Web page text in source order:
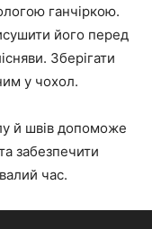
ганчіркою.
його перед
Зберігати
у чохол.
й швів допоможе
забезпечити
час.